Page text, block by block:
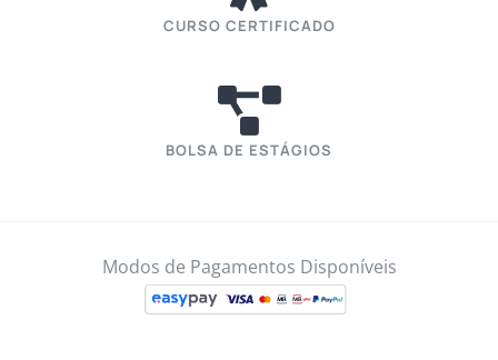
CURSO CERTIFICADO
BOLSA DE ESTÁGIOS
Modos de Pagamentos Disponíveis